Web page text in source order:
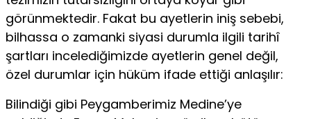
görünmektedir. Fakat bu ayetlerin iniş sebebi,
bilhassa o zamanki siyasi durumla ilgili tarihî
şartları incelediğimizde ayetlerin genel değil,
özel durumlar için hüküm ifade ettiği anlaşılır:
Bilindiği gibi Peygamberimiz Medine’ye